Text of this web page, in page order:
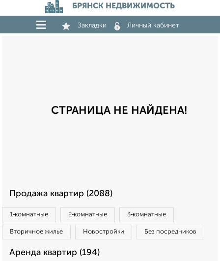
БРЯНСК НЕДВИЖИМОСТЬ
Закладки Личный кабинет
СТРАНИЦА НЕ НАЙДЕНА!
Продажа квартир (2088)
1‑комнатные 2‑комнатные 3‑комнатные
Вторичное жилье Новостройки Без посредников
Аренда квартир (194)